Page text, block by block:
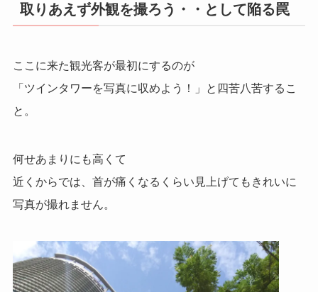
取りあえず外観を撮ろう・・として陥る罠
ここに来た観光客が最初にするのが
「ツインタワーを写真に収めよう！」と四苦八苦するこ
と。
何せあまりにも高くて
近くからでは、首が痛くなるくらい見上げてもきれいに
写真が撮れません。